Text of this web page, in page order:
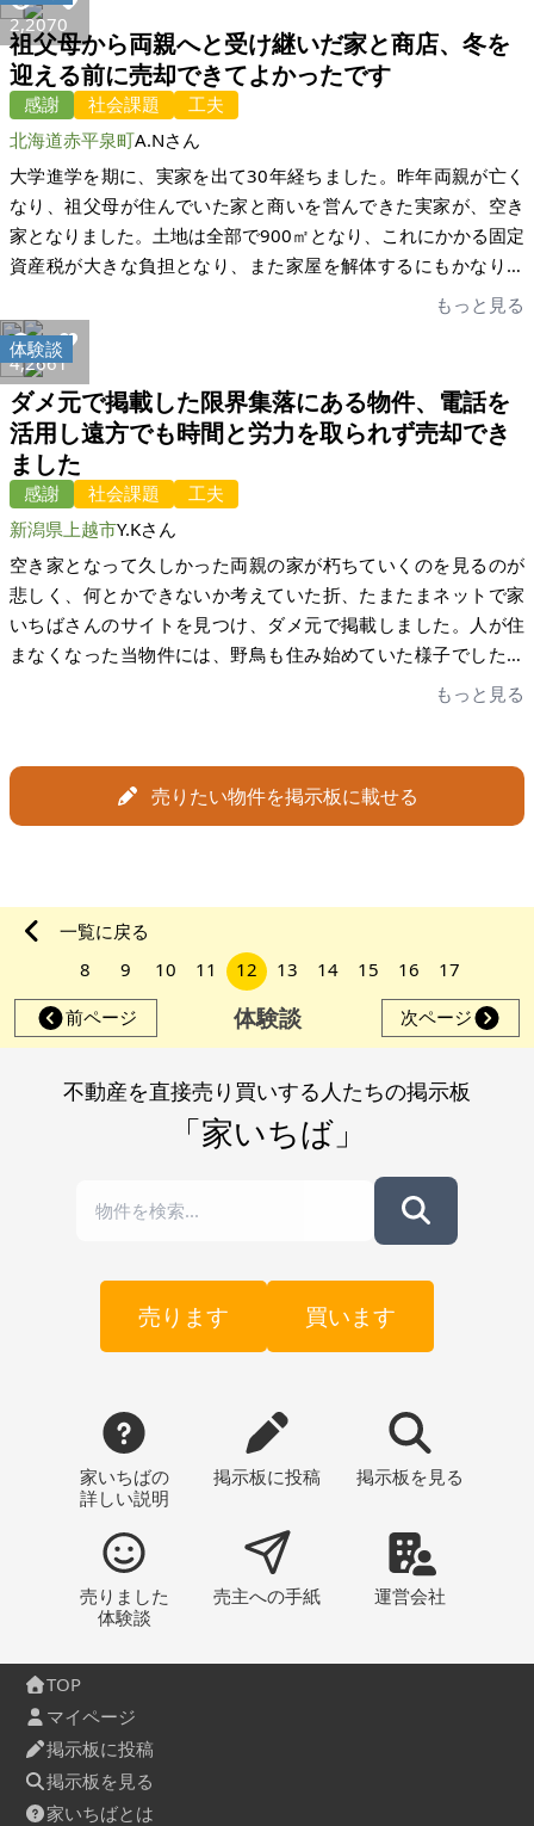
ていた案件の終わりが見えてきたところで私の物件に気付いて
くださり、こんな素晴らしい物件をみすみす放置するわけには
いかないという志のもと、お問合せを頂きました。内覧会で直
接物件の状況を包み隠さず見てもらい、彼らと話し、彼らの実
績を見せてもらった上でさらに話し、彼らになら任せていいと
決断し、彼らと取引を開始する事としました。 とはいえ、そこ
からが長かったです。買主さんの事情があり、一方で物件の方
も私が認識していなかった登記上の問題の発見とその解決で、
掲載開始から8ヶ月経った12月も末の冬至の日にようやく契約が
摯に売り手買い手の間を取り持って頂き、書類の準備、手配も
もれなく確実に行っている事も垣間見え、非常に安心してお任
せ出来ておりました。 家いちばのご担当者様には本当に感謝し
かありません。 家いちば掲載によって、私の難しい希望が全て
叶ったこともさりとて、この長期にわたった取引を上手くまと
め上げてくださったことが、なによりも家いちばに仲介を依頼
して良かったと心からいえる点でありました。先方の要求をま
とめ、最後、契約手続きがすんなりまとまったのは、ひとえに
担当者さんの手腕だったと思います。昨日は、本当にホッとし
ました。こう書く言葉だけでは足りないくらい感謝をしており
ます。家いちばに出会えて本当に良かったです。
の人達もきっと喜んでくれるはずと思います。反省はないで
す。家いちば様を偶然テレビで見て、その時はお願いしようと
思っていました。内覧希望者等とのメールで一喜一憂しました
が、なかなか面白い体験だったかなと思っております。家いち
ば様には感謝の一言です。対応が速いし契約時の書類もきめ細
かく丁寧で安心してお任せ出来ました。ありがとうございまし
た。益々のご発展をお祈りいたします。
2,2070
祖父母から両親へと受け継いだ家と商店、冬を
迎える前に売却できてよかったです
感謝 社会課題
工夫
北海道赤平泉町A.Nさん
大学進学を期に、実家を出て30年経ちました。昨年両親が亡く
なり、祖父母が住んでいた家と商いを営んできた実家が、空き
家となりました。土地は全部で900㎡となり、これにかかる固定
資産税が大きな負担となり、また家屋を解体するにもかなりの
費用がかかるため、売りに出すことを決めました。祖父母の家
は、両親が生前ある程度片付けはしていましたが、雪国という
こともあり、屋根と水道の破損がありました。両親の家は、片
付けられていなかったので残置物が多く、後片付けが大変でし
た。 私の場合、とにかく早く手放すことを最優先にしました。
理由は、長く所有することで負担が大きくなるからです。ま
た、家屋が老朽化して、さらに管理が大変になると思いまし
た。実際、冬季に水道管の破裂と屋根の破損が大きな負担にな
りました。目標は、次の冬を迎える前にどなたかに購入してい
ただきたいということです。そのためにしたことは、価格を限
りなく安くすることでした。限りなくは、許せる限りの価格
で、交渉はしない限度額で最初から提示することです。興味を
持っていただいた方には、絶対急かさないように心掛けまし
た。メールでのやりとりや、直接内覧に来られた方には、ゆっ
手を挙げてくださった方を優先するようにしました。そのなか
で、細かい疑問などがあった場合には、家いちばさんに質問す
ることにしました。全ておいて、的確にご回答をいただきとて
方から来られる方も、何人かおりました。この方々は、飛行機
を利用され、予約もされていました。ある遠方の方の内覧予定
日の1週間前に、購入したいということになり、契約に入ってし
まったことで、そのあとの方々の内覧をキャンセルすることに
なってしまいました。遠方から来られる方へのキャンセルは、
が少しご気分を害してしまい、ご迷惑をお掛けしたことになり
ました。この辺の対応が、少し曖昧だったように思いました。
も仲介してくれる家いちばさんがご対応していただけるのか、
もう少し双方に明確化しておくと良かったのではと思います。
売れた後の感想としましては、家いちばさんへの感謝と、購入
していただいた方への感謝しかないです。スタッフの皆様、本
当にありがとうございました。特に宅建士の方には本当にお世
ある街も、放置された空き家がたくさんあります。その解決策
の一つが家いちばです。大きな社会問題に対して、その解決に
貢献している仕事として関わっている皆様の存在は、大きな価
していくことを心から祈念しております。本当にありがとうご
ざいました。
もっと見る
4,2661
体験談
ダメ元で掲載した限界集落にある物件、電話を
活用し遠方でも時間と労力を取られず売却でき
ました
感謝 社会課題
工夫
新潟県上越市Y.Kさん
空き家となって久しかった両親の家が朽ちていくのを見るのが
悲しく、何とかできないか考えていた折、たまたまネットで家
いちばさんのサイトを見つけ、ダメ元で掲載しました。人が住
まなくなった当物件には、野鳥も住み始めていた様子でした。
また、豪雪地帯であるため、雪害によるダメージも大きく、家
のが消失してしまう可能性が大でした。少しでも集落消滅に歯
止めがかかれば良いとの思いもあり、家屋及び周囲の山林土地
の売却を進める事に致しました。 物件を掲載した際、都会との
探していらっしゃる方が多くて驚きました。現地内覧は、立ち
合い無しで行っていただき、遠隔から電話にて質問に答える形
でも出来、時間と労力を取られず助かりました。購入して下さ
った方には、一日も早く地域に溶け込み、快適にお住まいいた
だければと願っています。 ご担当いただいた家いちばの担当の
けておりましたが、親切に対応していただき、根気よく掲載を
続けて良かったと思っております。日本各地で、空き家問題が
手くいくものではないと思いますが、家いちばさんによる、
「田舎暮らしを希望される方と、田舎の家の処分に頭を痛めて
いる方のマッチング」が、もっと進むと良いと思います。
もっと見る
売りたい物件を掲示板に載せる
一覧に戻る
8
9 10 11 12 13 14 15 16
17
前ページ
体験談 次ページ
不動産を直接売り買いする人たちの掲示板
「家いちば」
売ります 買います
家いちばの
詳しい説明
掲示板に投稿 掲示板 を見る
売りました
体験談
売主への手紙 運営会社
TOP
マイページ
掲示板に投稿
掲示板を見る
家いちばとは